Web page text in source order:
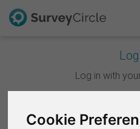
Cookie
Log in with
Continuer